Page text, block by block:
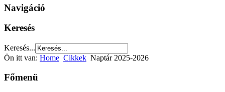
Navigáció
Keresés
Keresés...
Ön itt van: Home Cikkek Naptár 2025-2026
Főmenü